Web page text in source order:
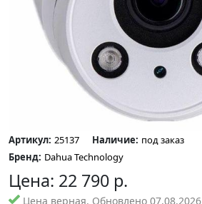
Артикул: 25137 Наличие: под заказ
Бренд: Dahua Technology
Цена: 22 790 р.
Цена верная. Обновлено 07.08.2026